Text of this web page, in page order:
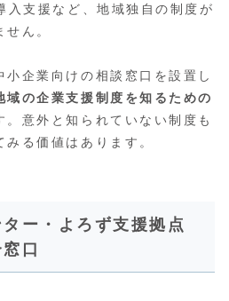
支援など、地域独自の制度が
ん。
小企業向けの相談窓口を設置し
域の企業支援制度を知るための
。意外と知られていない制度も
る価値はあります。
ー・よろず支援拠点
口